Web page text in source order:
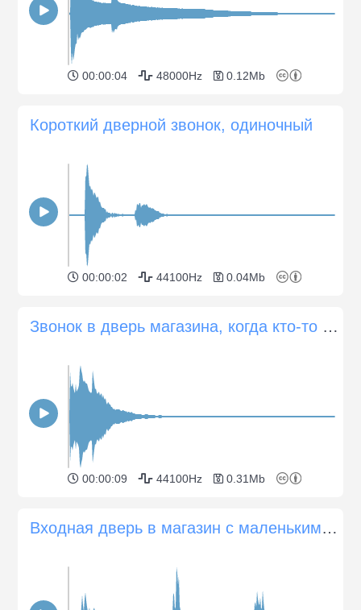
00:00:04 48000Hz 0.12Mb
Короткий дверной звонок, одиночный
00:00:02 44100Hz 0.04Mb
Звонок в дверь магазина, когда кто-то входит в магазин
00:00:09 44100Hz 0.31Mb
Входная дверь в магазин с маленьким звонком